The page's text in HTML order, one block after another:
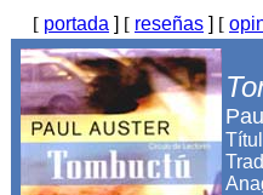
[ portada ] [ reseñas ] [